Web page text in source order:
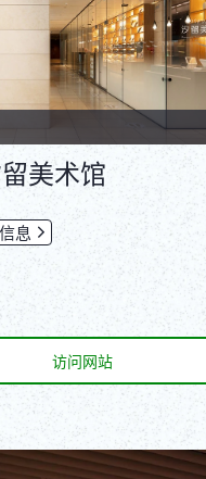
美术馆
息
访问网站